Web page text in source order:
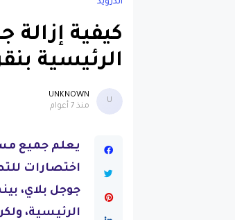
كيفية
الرئيسية
U
UNKNOWN
منذ 7 أعوام
يعلم جميع
اختصارات
جوجل بلاي،
الرئيسية،